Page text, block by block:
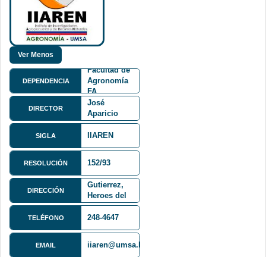
DEPENDENCIA
Facultad de
Agronomía
FA
DIRECTOR
Ing. Juan
José
Aparicio
Porres
SIGLA IIAREN
RESOLUCIÓN 152/93
DIRECCIÓN
Edificio
Lizimaco
Gutierrez,
Heroes del
Acre Nro.
1850
TELÉFONO 248-4647
EMAIL iiaren@umsa.bo